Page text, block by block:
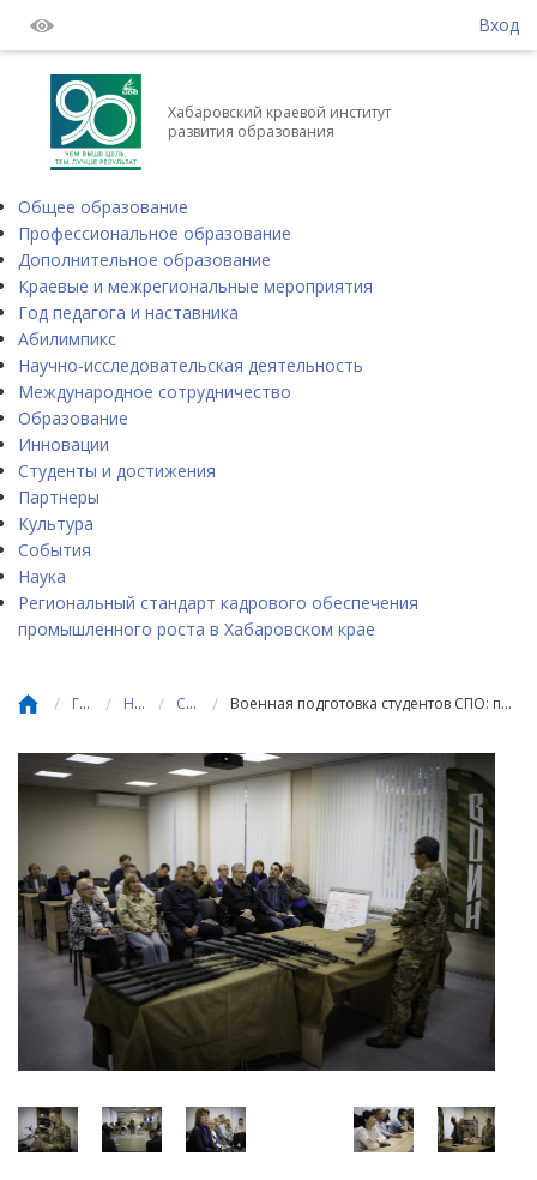
Вход
Хабаровский краевой институт
развития образования
Общее образование
Профессиональное образование
Дополнительное образование
Краевые и межрегиональные мероприятия
Год педагога и наставника
Абилимпикс
Научно-исследовательская деятельность
Международное сотрудничество
Образование
Инновации
Студенты и достижения
Партнеры
Культура
События
Наука
Региональный стандарт кадрового обеспечения
промышленного роста в Хабаровском крае
/ Главная / Новости / События / Военная подготовка студентов СПО: педагоги обсудили актуальные вопросы и практические инструменты